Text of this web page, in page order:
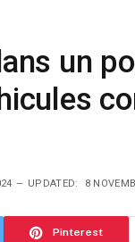
un
UPDATED: 8
Pinterest